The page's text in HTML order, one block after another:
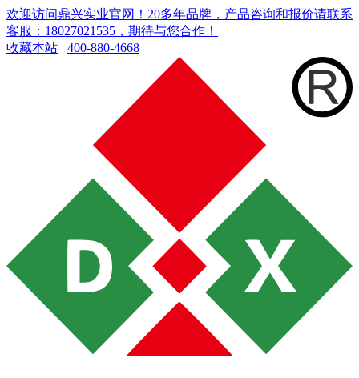
欢迎访问鼎兴实业官网！20多年品牌，产品咨询和报价请联系
客服：18027021535，期待与您合作！
收藏本站 | 400-880-4668